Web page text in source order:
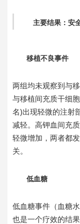
主要结果：安
移植不良事件
两组均未观察到与
与移植间充质干细
名)出现轻微的注射
减轻。高钾血间充
轻微增加，两者都
关。
低血糖
低血糖事件（血糖
也是一个疗效的结